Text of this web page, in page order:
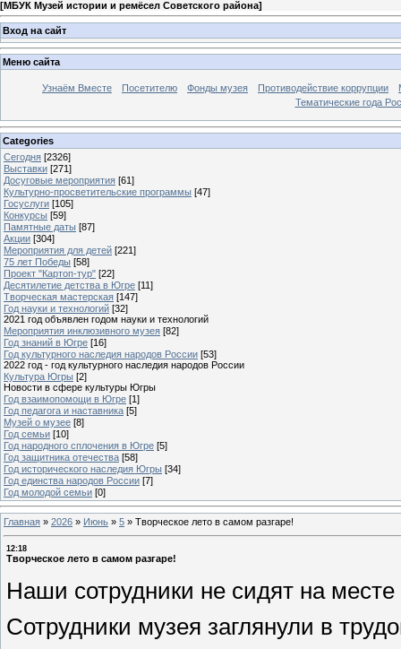
[МБУК Музей истории и ремёсел Советского района]
Вход на сайт
Меню сайта
Узнаём Вместе Посетителю Фонды музея Противодействие коррупции
Тематические года
Categories
Сегодня [2326]
Выставки [271]
Досуговые мероприятия [61]
Культурно-просветительские программы [47]
Госуслуги [105]
Конкурсы [59]
Памятные даты [87]
Акции [304]
Мероприятия для детей [221]
75 лет Победы [58]
Проект "Картоп-тур" [22]
Десятилетие детства в Югре [11]
Творческая мастерская [147]
Год науки и технологий [32]
2021 год объявлен годом науки и технологий
Мероприятия инклюзивного музея [82]
Год знаний в Югре [16]
Год культурного наследия народов России [53]
2022 год - год культурного наследия народов России
Культура Югры [2]
Новости в сфере культуры Югры
Год взаимопомощи в Югре [1]
Год педагога и наставника [5]
Музей о музее [8]
Год семьи [10]
Год народного сплочения в Югре [5]
Год защитника отечества [58]
Год исторического наследия Югры [34]
Год единства народов России [7]
Год молодой семьи [0]
Главная » 2026 » Июнь » 5 » Творческое лето в самом разгаре!
12:18
Творческое лето в самом разгаре!
Наши сотрудники не сидят на
Сотрудники музея заглянули в